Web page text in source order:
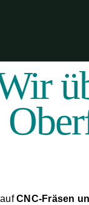
aufCNC-Fräsen